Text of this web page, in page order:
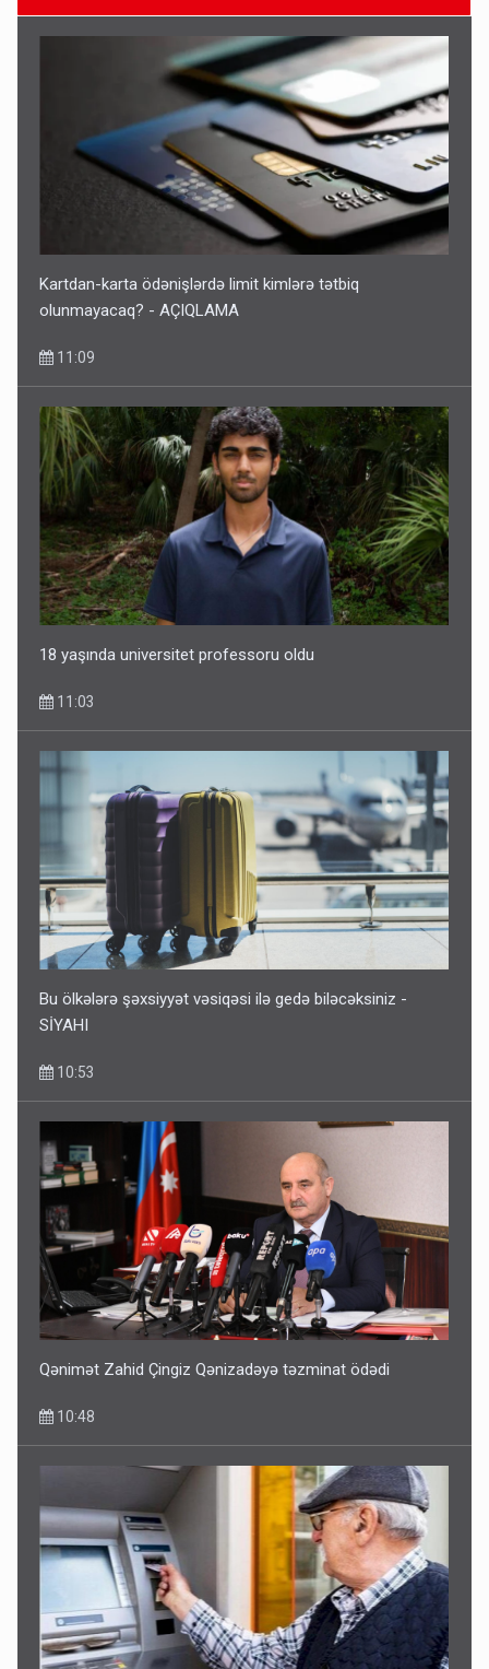
Bu ölkələrə şəxsiyyət vəsiqəsi ilə gedə biləcəksiniz -
Ərdoğana sui-qəsd planının iştirakçısı detalları açıqladı
5 Avqust 16:56
Rusiya Azərbaycan vətədaşlarını deport etdi
5 Avqust 11:53
Kartdan-karta ödənişlərdə limit kimlərə tətbiq
olunmayacaq? - AÇIQLAMA
11:09
18 yaşında universitet professoru oldu
11:03
Bu ölkələrə şəxsiyyət vəsiqəsi ilə gedə biləcəksiniz -
SİYAHI
10:53
Qənimət Zahid Çingiz Qənizadəyə təzminat ödədi
10:48